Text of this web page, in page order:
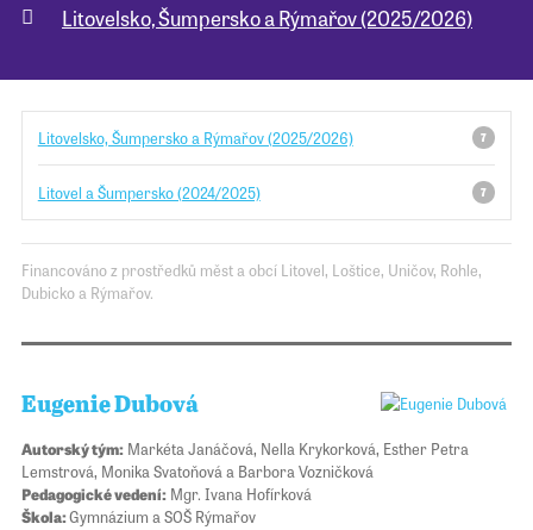
Pro města
Příběhy našich sousedů
Litovelsko, Šumpersko a Rýmařov (2025/2026)
Litovelsko, Šumpersko a Rýmařov (2025/2026) 7
Litovel a Šumpersko (2024/2025) 7
Financováno z prostředků měst a obcí Litovel, Loštice, Uničov, Rohle,
Dubicko a Rýmařov.
Eugenie Dubová
Autorský tým: Markéta Janáčová, Nella Krykorková, Esther Petra
Lemstrová, Monika Svatoňová a Barbora Vozničková
Pedagogické vedení: Mgr. Ivana Hofírková
Škola:Gymnázium a SOŠ Rýmařov